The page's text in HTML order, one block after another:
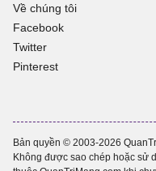
Về chúng tôi
Facebook
Twitter
Pinterest
Bản quyền © 2003-2026
Không được sao chép hoặc sử